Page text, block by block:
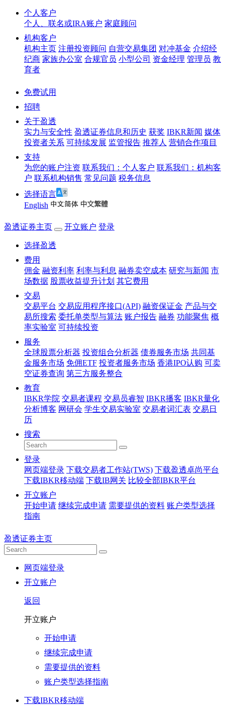
个人客户
个人、联名或IRA账户 家庭顾问
机构客户
机构主页 注册投资顾问 自营交易集团 对冲基金 介绍经
纪商 家族办公室 合规官员 小型公司 资金经理 管理员 教
育者
免费试用
招聘
关于盈透
实力与安全性 盈透证券信息和历史 获奖 IBKR新闻 媒体
投资者关系 可持续发展 监管报告 推荐人 营销合作项目
支持
为您的账户注资 联系我们：个人客户 联系我们：机构客
户 联系机构销售 常见问题 税务信息
选择语言
English
盈透证券主页 开立账户 登录
选择盈透
费用
佣金 融资利率 利率与利息 融券卖空成本 研究与新闻 市
场数据 股票收益提升计划 其它费用
交易
交易平台 交易应用程序接口(API) 融资保证金 产品与交
易所搜索 委托单类型与算法 账户报告 融券 功能聚焦 概
率实验室 可持续投资
服务
全球股票分析器 投资组合分析器 债券服务市场 共同基
金服务市场 免佣ETF 投资者服务市场 香港IPO认购 可卖
空证券查询 第三方服务整合
教育
IBKR学院 交易者课程 交易员睿智 IBKR播客 IBKR量化
分析博客 网研会 学生交易实验室 交易者词汇表 交易日
历
搜索
登录
网页端登录 下载交易者工作站(TWS) 下载盈透卓尚平台
下载IBKR移动端 下载IB网关 比较全部IBKR平台
开立账户
开始申请 继续完成申请 需要提供的资料 账户类型选择
指南
盈透证券主页
网页端登录
开立账户
返回
开立账户
开始申请
继续完成申请
需要提供的资料
账户类型选择指南
下载IBKR移动端